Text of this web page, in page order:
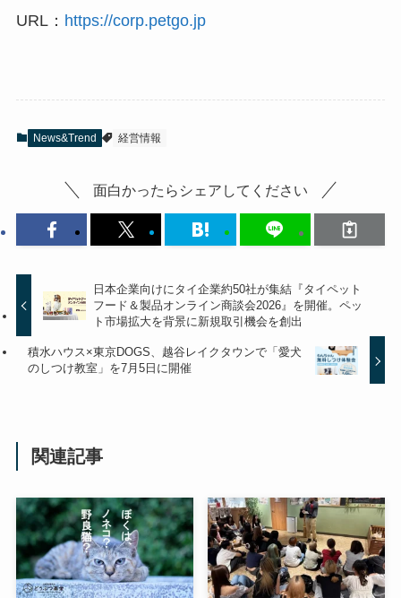
URL： https://corp.petgo.jp
News&Trend 経営情報
面白かったらシェアしてください
日本企業向けにタイ企業約50社が集結『タイペット
フード＆製品オンライン商談会2026』を開催。ペッ
ト市場拡大を背景に新規取引機会を創出
積水ハウス×東京DOGS、越谷レイクタウンで「愛犬
のしつけ教室」を7月5日に開催
関連記事